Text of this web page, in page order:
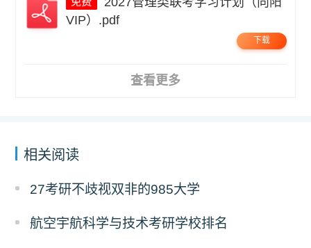
VIP）.pdf
下载
查看更多
相关阅读
27考研不歧视双非的985大学
航空宇航科学与技术考研学校排名